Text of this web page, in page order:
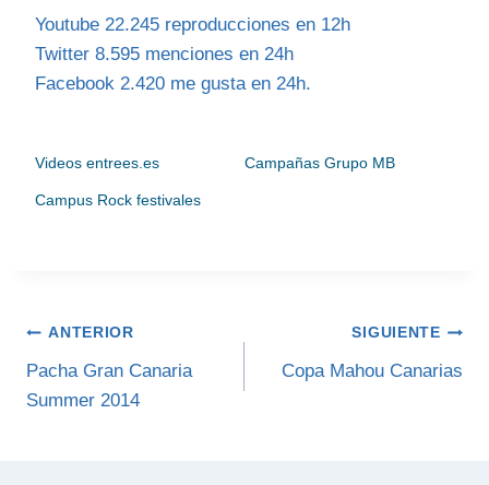
Youtube 22.245 reproducciones en 12h
Twitter 8.595 menciones en 24h
Facebook 2.420 me gusta en 24h.
Videos entrees.es Campañas Grupo MB
Campus Rock festivales
Navegación
de
entradas
ANTERIOR
Pacha Gran Canaria
Summer 2014
SIGUIENTE
Copa Mahou Canarias